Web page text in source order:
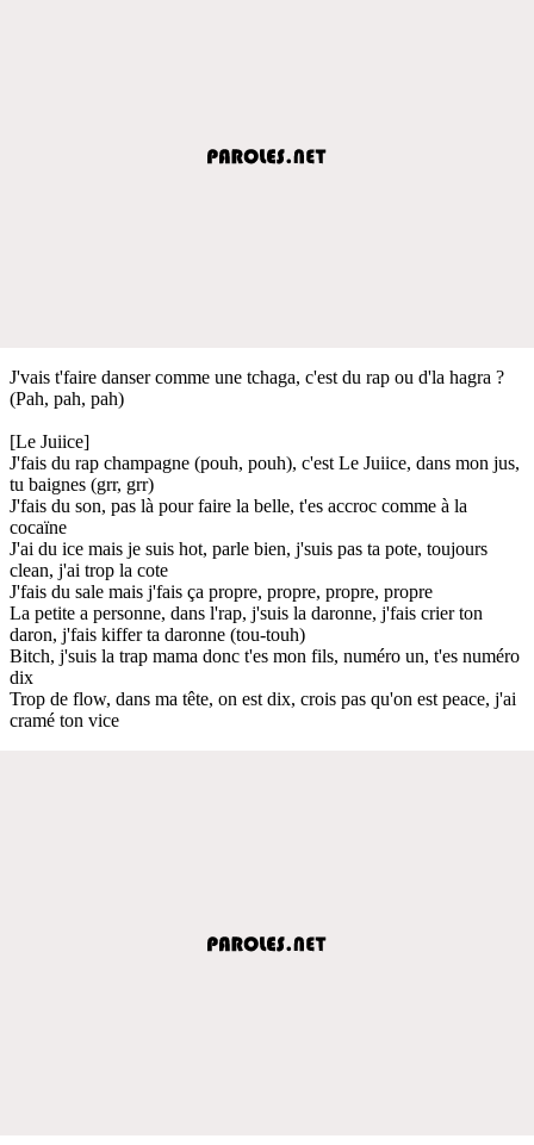
J'vais t'faire danser comme une tchaga, c'est du rap ou d'la hagra ?
(Pah, pah, pah)
[Le Juiice]
J'fais du rap champagne (pouh, pouh), c'est Le Juiice, dans mon jus,
tu baignes (grr, grr)
J'fais du son, pas là pour faire la belle, t'es accroc comme à la
cocaïne
J'ai du ice mais je suis hot, parle bien, j'suis pas ta pote, toujours
clean, j'ai trop la cote
J'fais du sale mais j'fais ça propre, propre, propre, propre
La petite a personne, dans l'rap, j'suis la daronne, j'fais crier ton
daron, j'fais kiffer ta daronne (tou-touh)
Bitch, j'suis la trap mama donc t'es mon fils, numéro un, t'es numéro
dix
Trop de flow, dans ma tête, on est dix, crois pas qu'on est peace, j'ai
cramé ton vice